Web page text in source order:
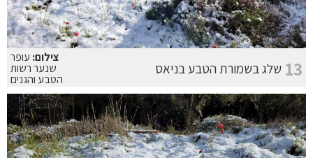
13 שלג בשמורת הטבע בניאס
צילום: עופר
שנער רשות
הטבע והגנים